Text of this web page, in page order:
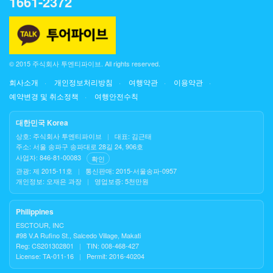
© 2015 주식회사 투엔티파이브. All rights reserved.
회사소개 개인정보처리방침 여행약관
이용약관
예약변경 및 취소정책
여행안전수칙
대한민국 Korea
상호: 주식회사 투엔티파이브 |
대표: 김근태
주소: 서울 송파구 송파대로 28길 24, 906호
사업자: 846-81-00083
확인
관광: 제 2015-11호
|
통신판매: 2015-서울송파-0957
개인정보: 오재은 과장
| 영업보증: 5천만원
Philippines
ESCTOUR, INC
#98 V.A Rufino St., Salcedo Village, Makati
Reg: CS201302801
|
TIN: 008-468-427
License: TA-011-16
| Permit: 2016-40204